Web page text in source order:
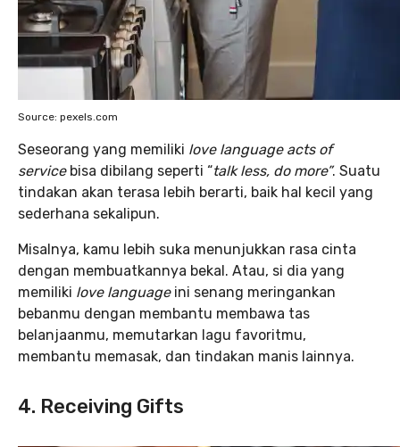
Source: pexels.com
Seseorang yang memiliki love language acts of
service bisa dibilang seperti “talk less, do more”. Suatu
tindakan akan terasa lebih berarti, baik hal kecil yang
sederhana sekalipun.
Misalnya, kamu lebih suka menunjukkan rasa cinta
dengan membuatkannya bekal. Atau, si dia yang
memiliki love language ini senang meringankan
bebanmu dengan membantu membawa tas
belanjaanmu, memutarkan lagu favoritmu,
membantu memasak, dan tindakan manis lainnya.
4. Receiving Gifts